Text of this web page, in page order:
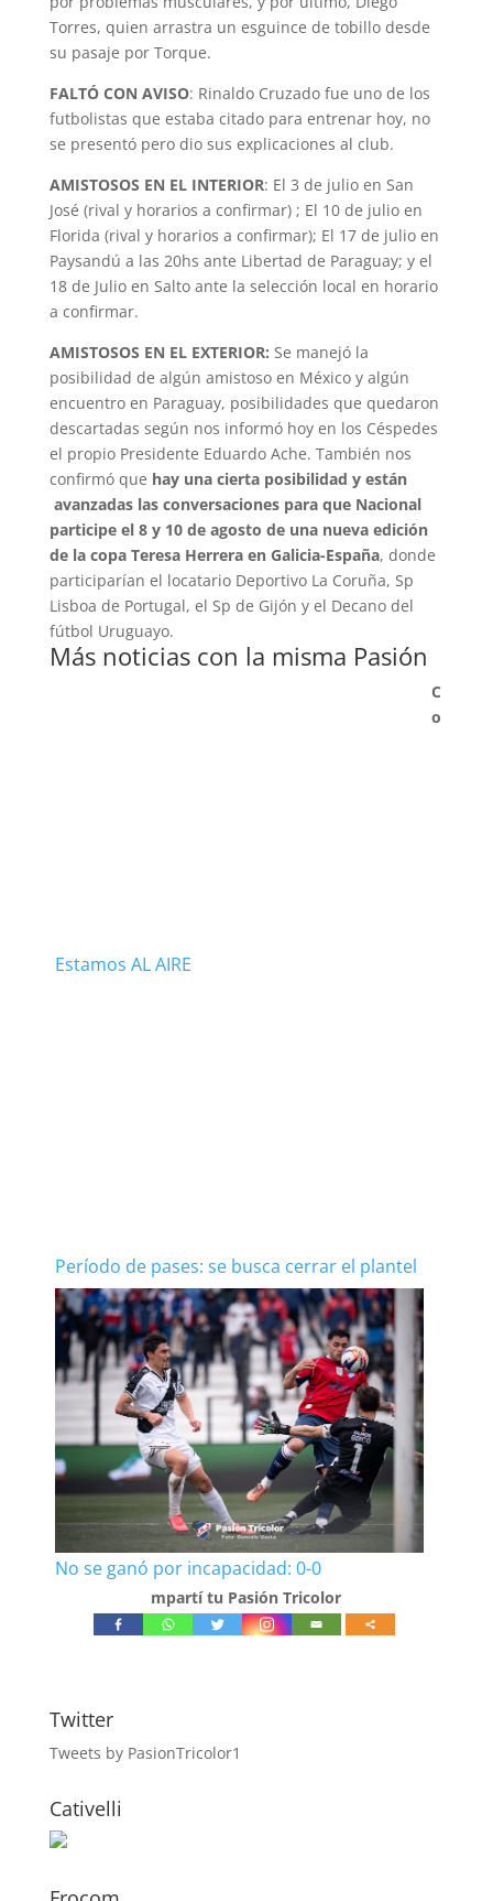
Torres, quien arrastra un esguince de tobillo desde
su pasaje por Torque.
FALTÓ CON AVISO: Rinaldo Cruzado fue uno de los
futbolistas que estaba citado para entrenar hoy, no
se presentó pero dio sus explicaciones al club.
AMISTOSOS EN EL INTERIOR: El 3 de julio en San
José (rival y horarios a confirmar) ; El 10 de julio en
Florida (rival y horarios a confirmar); El 17 de julio en
Paysandú a las 20hs ante Libertad de Paraguay; y el
18 de Julio en Salto ante la selección local en horario
a confirmar.
AMISTOSOS EN EL EXTERIOR: Se manejó la
posibilidad de algún amistoso en México y algún
encuentro en Paraguay, posibilidades que quedaron
descartadas según nos informó hoy en los Céspedes
el propio Presidente Eduardo Ache. También nos
confirmó que hay una cierta posibilidad y están
avanzadas las conversaciones para que Nacional
participe el 8 y 10 de agosto de una nueva edición
de la copa Teresa Herrera en Galicia-España, donde
participarían el locatario Deportivo La Coruña, Sp
Lisboa de Portugal, el Sp de Gijón y el Decano del
fútbol Uruguayo.
Más noticias con la misma Pasión
Estamos AL AIRE
Período de pases: se busca cerrar el plantel
No se ganó por incapacidad: 0-0
C
o
mpartí tu Pasión Tricolor
Twitter
Tweets by PasionTricolor1
Cativelli